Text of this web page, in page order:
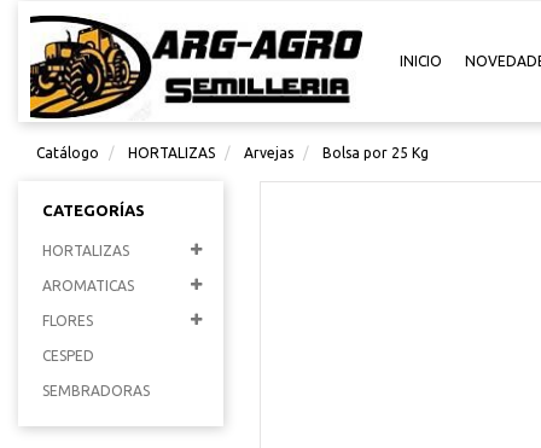
INICIO
Catálogo HORTALIZAS Arvejas Bolsa por 25 Kg
CATEGORÍAS
HORTALIZAS
AROMATICAS
FLORES
CESPED
SEMBRADORAS